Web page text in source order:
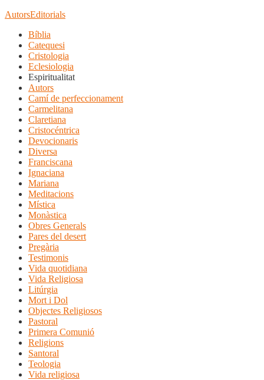
AutorsEditorials
Bíblia
Catequesi
Cristologia
Eclesiologia
Espiritualitat
Autors
Camí de perfeccionament
Carmelitana
Claretiana
Cristocéntrica
Devocionaris
Diversa
Franciscana
Ignaciana
Mariana
Meditacions
Mística
Monàstica
Obres Generals
Pares del desert
Pregària
Testimonis
Vida quotidiana
Vida Religiosa
Litúrgia
Mort i Dol
Objectes Religiosos
Pastoral
Primera Comunió
Religions
Santoral
Teologia
Vida religiosa